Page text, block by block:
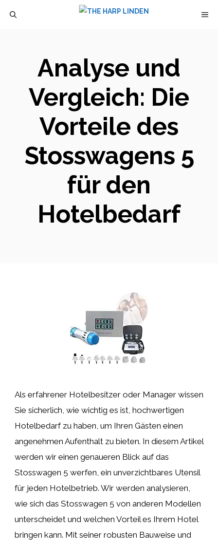
Analyse und
Vergleich: Die
Vorteile des
Stosswagens 5
für den
Hotelbedarf
Als erfahrener Hotelbesitzer oder Manager wissen
Sie sicherlich, wie wichtig es ist, hochwertigen
Hotelbedarf zu haben, um Ihren Gästen einen
angenehmen Aufenthalt zu bieten. In diesem Artikel
werden wir einen genaueren Blick auf das
Stosswagen 5 werfen, ein unverzichtbares Utensil
für jeden Hotelbetrieb. Wir werden analysieren,
wie sich das Stosswagen 5 von anderen Modellen
unterscheidet und welchen Vorteil es Ihrem Hotel
bringen kann. Mit seiner robusten Bauweise und